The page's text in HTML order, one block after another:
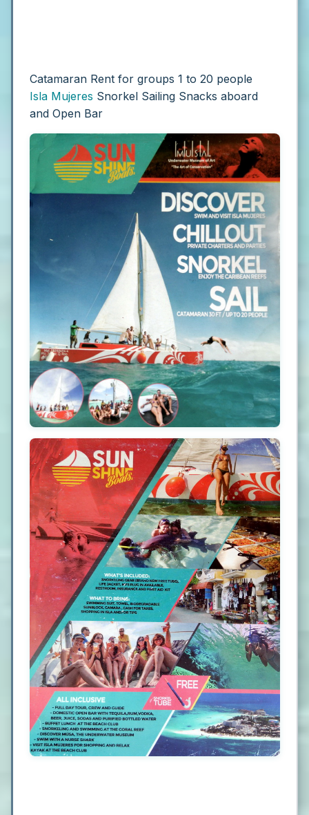
Catamaran Rent for groups 1 to 20 people
Isla Mujeres Snorkel Sailing Snacks aboard
and Open Bar